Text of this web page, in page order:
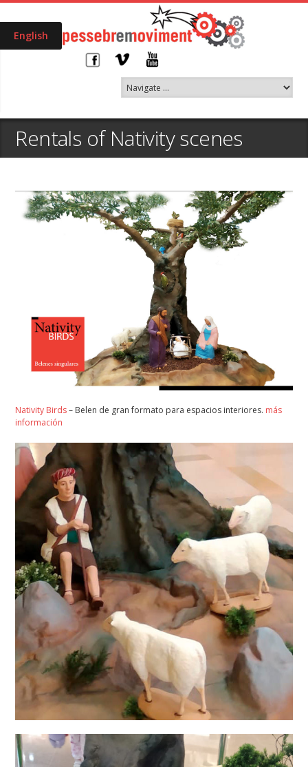
English
Rentals of Nativity scenes
Nativity Birds– Belen de gran formato para espacios interiores. más
información